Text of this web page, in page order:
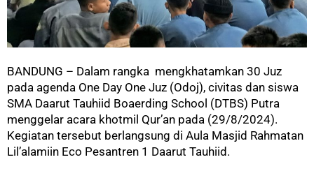
BANDUNG – Dalam rangka mengkhatamkan 30 Juz
pada agenda One Day One Juz (Odoj), civitas dan siswa
SMA Daarut Tauhiid Boaerding School (DTBS) Putra
menggelar acara khotmil Qur’an pada (29/8/2024).
Kegiatan tersebut berlangsung di Aula Masjid Rahmatan
Lil’alamiin Eco Pesantren 1 Daarut Tauhiid.